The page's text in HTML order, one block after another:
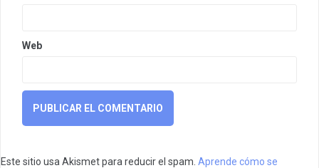
Web
Este sitio usa Akismet para reducir el spam. Aprende cómo se